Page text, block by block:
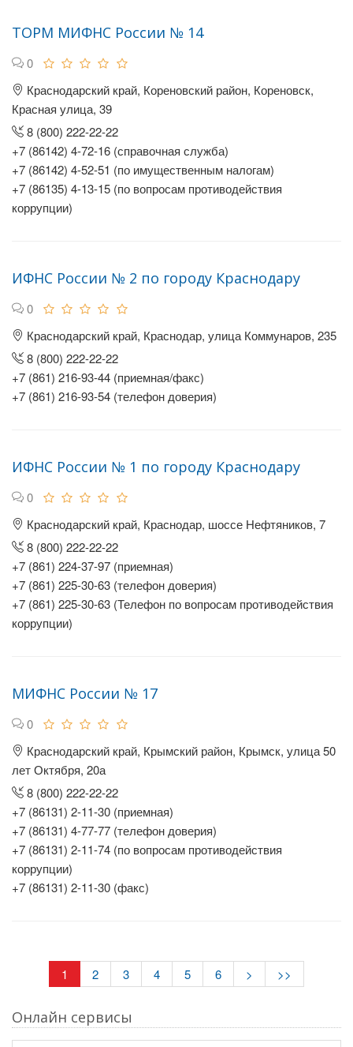
ТОРМ МИФНС России № 14
0
Краснодарский край, Кореновский район, Кореновск,
Красная улица, 39
8 (800) 222-22-22
+7 (86142) 4-72-16 (справочная служба)
+7 (86142) 4-52-51 (по имущественным налогам)
+7 (86135) 4-13-15 (по вопросам противодействия
коррупции)
ИФНС России № 2 по городу Краснодару
0
Краснодарский край, Краснодар, улица Коммунаров, 235
8 (800) 222-22-22
+7 (861) 216-93-44 (приемная/факс)
+7 (861) 216-93-54 (телефон доверия)
ИФНС России № 1 по городу Краснодару
0
Краснодарский край, Краснодар, шоссе Нефтяников, 7
8 (800) 222-22-22
+7 (861) 224-37-97 (приемная)
+7 (861) 225-30-63 (телефон доверия)
+7 (861) 225-30-63 (Телефон по вопросам противодействия
коррупции)
МИФНС России № 17
0
Краснодарский край, Крымский район, Крымск, улица 50
лет Октября, 20а
8 (800) 222-22-22
+7 (86131) 2-11-30 (приемная)
+7 (86131) 4-77-77 (телефон доверия)
+7 (86131) 2-11-74 (по вопросам противодействия
коррупции)
+7 (86131) 2-11-30 (факс)
1 2 3 4 5 6 > >>
Онлайн сервисы